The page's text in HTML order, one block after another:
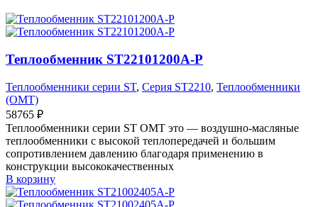
Теплообменник ST22101200A-P
Теплообменники серии ST, Серия ST2210, Теплообменники
(OMT)
58765 ₽
Теплообменники серии ST OMT это — воздушно-масляные
теплообменники с высокой теплопередачей и большим
сопротивлением давлению благодаря применению в
конструкции высококачественных
В корзину